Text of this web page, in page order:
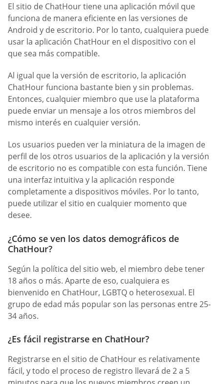
El sitio de ChatHour tiene una aplicación móvil que
funciona de manera eficiente en las versiones de
Android y de escritorio. Por lo tanto, cualquiera puede
usar la aplicación ChatHour en el dispositivo con el
que sea más compatible.
Al igual que la versión de escritorio, la aplicación
ChatHour funciona bastante bien y sin problemas.
Entonces, cualquier miembro que use la plataforma
puede enviar un mensaje a los otros miembros del
mismo interés en cualquier versión.
Los usuarios pueden ver la miniatura de la imagen de
perfil de los otros usuarios de la aplicación y la versión
de escritorio no es compatible con esta función. Tiene
una interfaz intuitiva y la aplicación responde
completamente a dispositivos móviles. Por lo tanto,
puede utilizar el sitio en cualquier momento que
desee.
¿Cómo se ven los datos demográficos de
ChatHour?
Según la política del sitio web, el miembro debe tener
18 años o más. Aparte de eso, cualquiera es
bienvenido en ChatHour, LGBTQ o heterosexual. El
grupo de edad más popular son las personas entre 25-
34 años.
¿Es fácil registrarse en ChatHour?
Registrarse en el sitio de ChatHour es relativamente
fácil, y todo el proceso de registro llevará de 2 a 5